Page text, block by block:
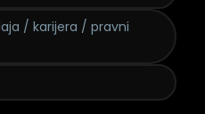
/ karijera / pravni